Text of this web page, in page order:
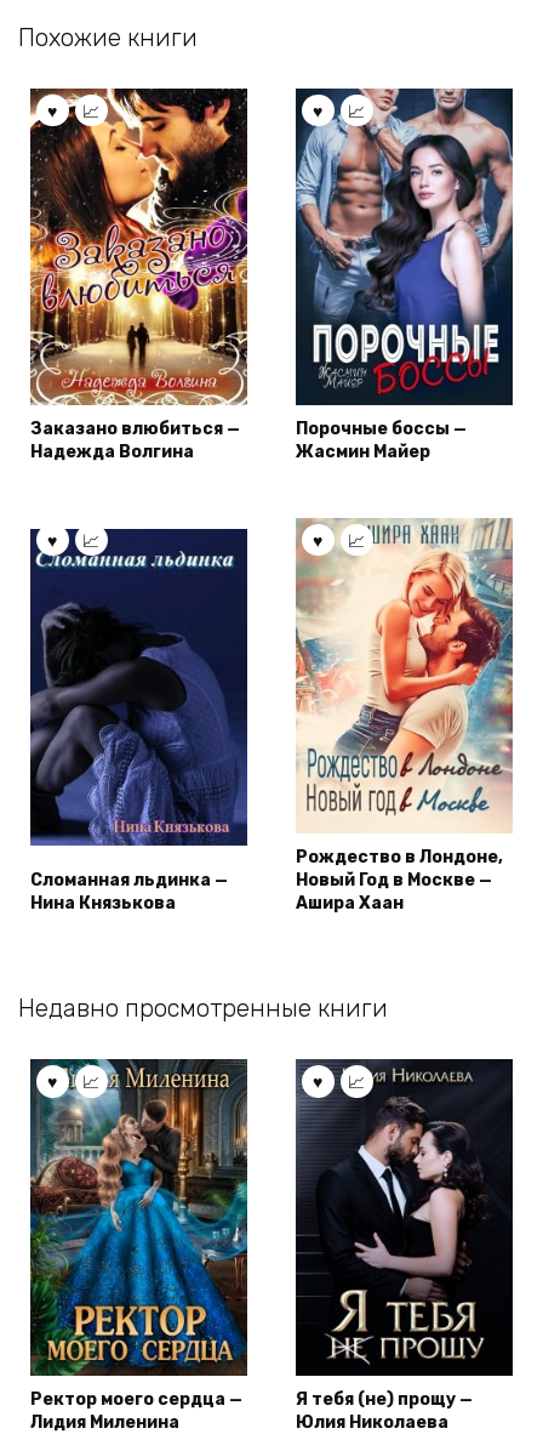
Похожие книги
Заказано влюбиться —
Надежда Волгина
Порочные боссы —
Жасмин Майер
Сломанная льдинка —
Нина Князькова
Рождество в Лондоне,
Новый Год в Москве —
Ашира Хаан
Недавно просмотренные книги
Ректор моего сердца —
Лидия Миленина
Я тебя (не) прощу —
Юлия Николаева